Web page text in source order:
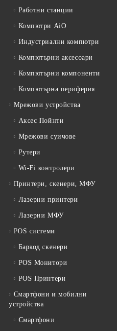
Работни станции
Компютри AiO
Индустриални компютри
Компютърни аксесоари
Компютърни компоненти
Компютърна периферия
Мрежови устройства
Аксес Пойнти
Мрежови суичове
Рутери
Wi-Fi контролери
Принтери, скенери, МФУ
Лазерни принтери
Лазерни МФУ
POS системи
Баркод скенери
POS Монитори
POS Принтери
Смартфони и мобилни
устройства
Смартфони